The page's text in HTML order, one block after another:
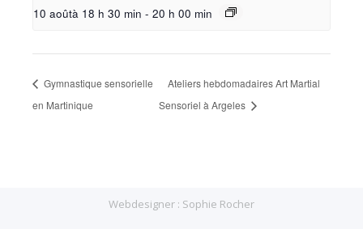
10 aoûtà 18 h 30 min - 20 h 00 min
Gymnastique sensorielle
en Martinique
Ateliers hebdomadaires Art Martial
Sensoriel à Argeles
Webdesigner : Sophie Rocher